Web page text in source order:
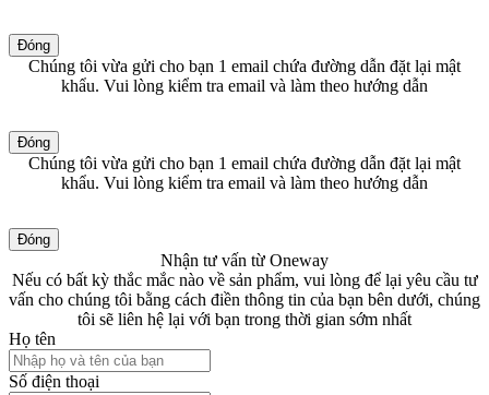
Đóng
Chúng tôi vừa gửi cho bạn 1 email chứa đường dẫn đặt lại mật
khẩu. Vui lòng kiểm tra email và làm theo hướng dẫn
Đóng
Chúng tôi vừa gửi cho bạn 1 email chứa đường dẫn đặt lại mật
khẩu. Vui lòng kiểm tra email và làm theo hướng dẫn
Đóng
Nhận tư vấn từ Oneway
Nếu có bất kỳ thắc mắc nào về sản phẩm, vui lòng để lại yêu cầu tư
vấn cho chúng tôi bằng cách điền thông tin của bạn bên dưới, chúng
tôi sẽ liên hệ lại với bạn trong thời gian sớm nhất
Họ tên
Số điện thoại